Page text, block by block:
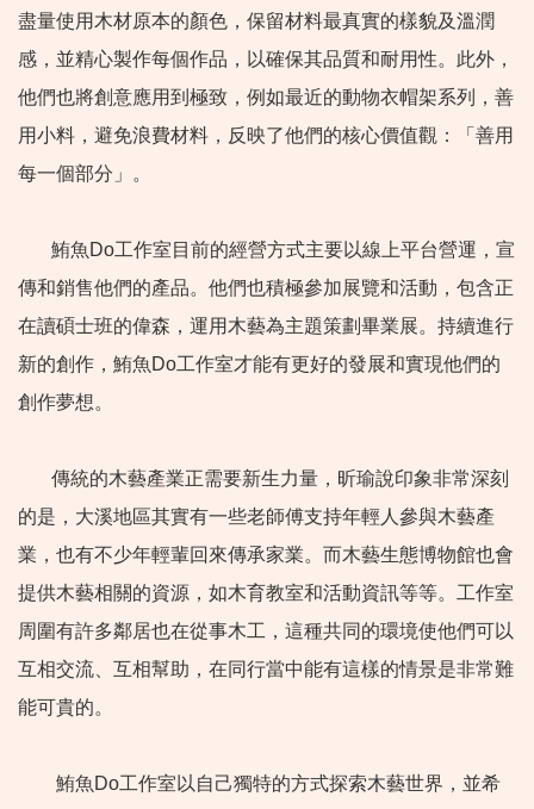
盡量使用木材原本的顏色，保留材料最真實的樣貌及溫潤
感，並精心製作每個作品，以確保其品質和耐用性。此外，
他們也將創意應用到極致，例如最近的動物衣帽架系列，善
用小料，避免浪費材料，反映了他們的核心價值觀：「善用
每一個部分」。
鮪魚Do工作室目前的經營方式主要以線上平台營運，宣
傳和銷售他們的產品。他們也積極參加展覽和活動，包含正
在讀碩士班的偉森，運用木藝為主題策劃畢業展。持續進行
新的創作，鮪魚Do工作室才能有更好的發展和實現他們的
創作夢想。
傳統的木藝產業正需要新生力量，昕瑜說印象非常深刻
的是，大溪地區其實有一些老師傅支持年輕人參與木藝產
業，也有不少年輕輩回來傳承家業。而木藝生態博物館也會
提供木藝相關的資源，如木育教室和活動資訊等等。工作室
周圍有許多鄰居也在從事木工，這種共同的環境使他們可以
互相交流、互相幫助，在同行當中能有這樣的情景是非常難
能可貴的。
鮪魚Do工作室以自己獨特的方式探索木藝世界，並希